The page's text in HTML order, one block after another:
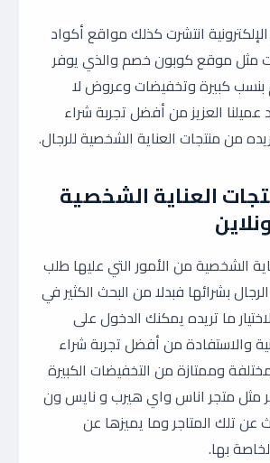
الإلكترونية انتشرت كذلك مواقع أكواد
مثل موقع كوبون خصم والذي يوفر
كبيرة وتخفيضات وعروض لا
العزيز من أفضل تجربة شراء
من منتجات العناية الشخصية للرجال.
العناية الشخصية
الشخصية من الأمور التي عليها طلب
بشرائها فبدلا من البحث الكثير في
لاختيار ما تريده يمكنك الدخول على
والاستفادة من أفضل تجربة شراء
وممتازة من التخفيضات الكبيرة
مثل متجر اناس واي هيرب و نايس ون
عن تلك المتاجر وما يميزها عن
بها.